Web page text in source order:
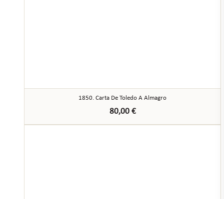
1850. Carta De Toledo A Almagro
80,00 €